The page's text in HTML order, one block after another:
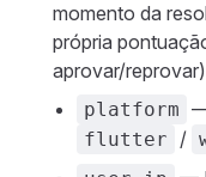
momento da
própria
aprovar/
platform
flutter /